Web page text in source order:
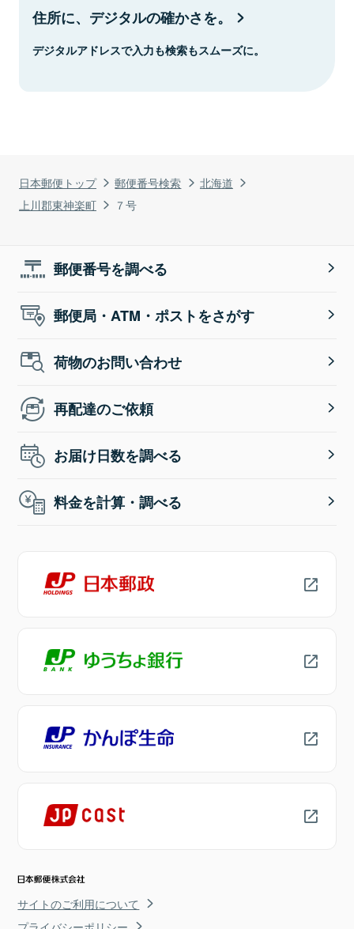
日本郵便トップ 郵便番号検索
北海道
上川郡東神楽町
７号
住所に、デジタルの確かさを。
デジタルアドレスで入力も検索もスムーズに。
郵便番号を調べる
郵便局・ATM・ポストをさがす
荷物のお問い合わせ
再配達のご依頼
お届け日数を調べる
料金を計算・調べる
サイトのご利用について